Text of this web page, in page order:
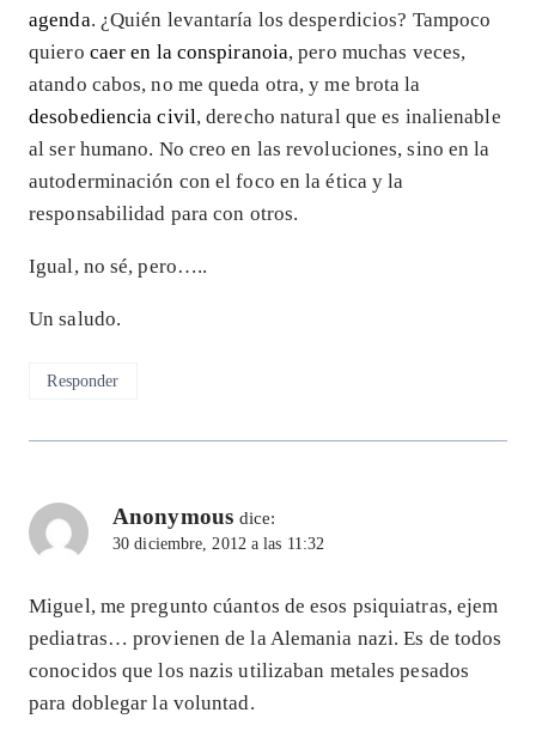
agenda. ¿Quién levantaría los desperdicios? Tampoco
quiero caer en la conspiranoia, pero muchas veces,
atando cabos, no me queda otra, y me brota la
desobediencia civil, derecho natural que es inalienable
al ser humano. No creo en las revoluciones, sino en la
autoderminación con el foco en la ética y la
responsabilidad para con otros.
Igual, no sé, pero…..
Un saludo.
Responder
Anonymous dice:
30 diciembre, 2012 a las 11:32
Miguel, me pregunto cúantos de esos psiquiatras, ejem
pediatras… provienen de la Alemania nazi. Es de todos
conocidos que los nazis utilizaban metales pesados
para doblegar la voluntad.